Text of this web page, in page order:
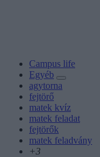
Campus life
Egyéb
agytorna
fejtörő
matek kvíz
matek feladat
fejtörők
matek feladvány
+3